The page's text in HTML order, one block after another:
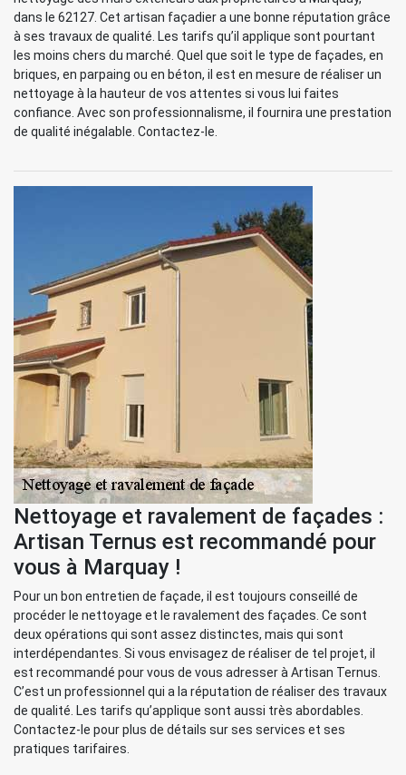
dans le 62127. Cet artisan façadier a une bonne réputation grâce
à ses travaux de qualité. Les tarifs qu’il applique sont pourtant
les moins chers du marché. Quel que soit le type de façades, en
briques, en parpaing ou en béton, il est en mesure de réaliser un
nettoyage à la hauteur de vos attentes si vous lui faites
confiance. Avec son professionnalisme, il fournira une prestation
de qualité inégalable. Contactez-le.
Nettoyage et ravalement de façades :
Artisan Ternus est recommandé pour
vous à Marquay !
Pour un bon entretien de façade, il est toujours conseillé de
procéder le nettoyage et le ravalement des façades. Ce sont
deux opérations qui sont assez distinctes, mais qui sont
interdépendantes. Si vous envisagez de réaliser de tel projet, il
est recommandé pour vous de vous adresser à Artisan Ternus.
C’est un professionnel qui a la réputation de réaliser des travaux
de qualité. Les tarifs qu’applique sont aussi très abordables.
Contactez-le pour plus de détails sur ses services et ses
pratiques tarifaires.